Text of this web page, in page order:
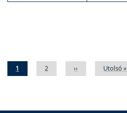
Jelenlegi
oldal
1 Oldal
2 Következő
oldal
›› Utolsó
oldal
Utolsó »